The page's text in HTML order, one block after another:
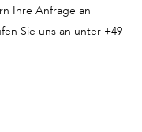
Ihre Anfrage an
Sie uns an unter +49